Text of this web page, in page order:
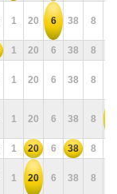
1 20 6 38 8
1 20 6 38 8
1 20 6 38 8
1 20 6 38 8
1 20 6 38 8
1 20 6 38 8